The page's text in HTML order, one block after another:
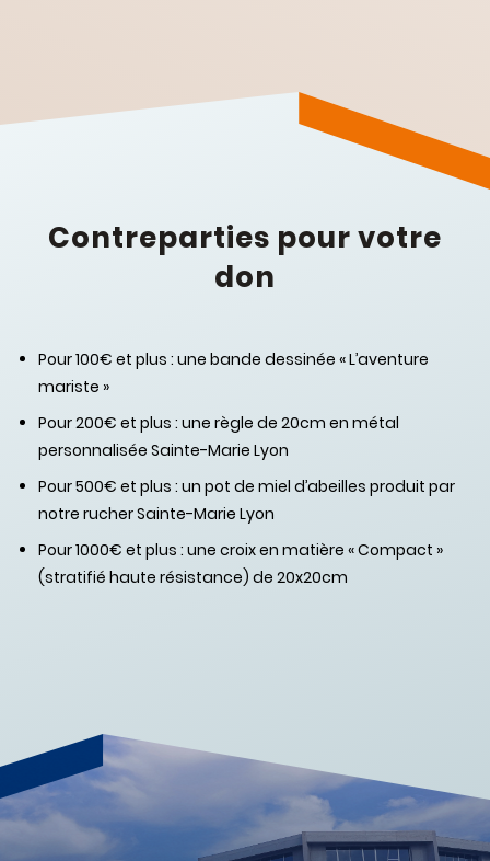
Contreparties pour votre
don
Pour 100€ et plus : une bande dessinée « L’aventure
mariste »
Pour 200€ et plus : une règle de 20cm en métal
personnalisée Sainte-Marie Lyon
Pour 500€ et plus : un pot de miel d’abeilles produit par
notre rucher Sainte-Marie Lyon
Pour 1000€ et plus : une croix en matière « Compact »
(stratifié haute résistance) de 20x20cm